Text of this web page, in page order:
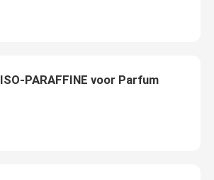
ISO-PARAFFINE voor Parfum